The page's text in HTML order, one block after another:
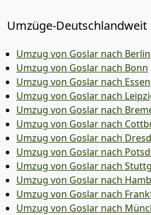
Umzüge-Deutschlandweit
Umzug von Goslar nach Berlin
Umzug von Goslar nach Bonn
Umzug von Goslar nach Essen
Umzug von Goslar nach
Umzug von Goslar nach
Umzug von Goslar nach
Umzug von Goslar nach
Umzug von Goslar nach
Umzug von Goslar nach
Umzug von Goslar nach
Umzug von Goslar nach
Umzug von Goslar nach